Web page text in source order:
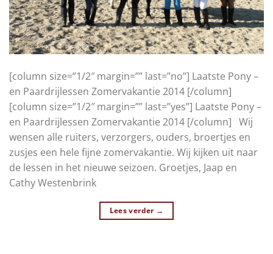
[column size=”1/2″ margin=”” last=”no”] Laatste Pony –
en Paardrijlessen Zomervakantie 2014 [/column]
[column size=”1/2″ margin=”” last=”yes”] Laatste Pony –
en Paardrijlessen Zomervakantie 2014 [/column] Wij
wensen alle ruiters, verzorgers, ouders, broertjes en
zusjes een hele fijne zomervakantie. Wij kijken uit naar
de lessen in het nieuwe seizoen. Groetjes, Jaap en
Cathy Westenbrink
Lees verder →